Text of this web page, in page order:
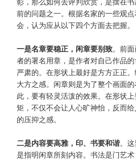
前的问题之一。根据名家的一些观
会，认为应从以下四个方面去把握。
一是名章要稳正，闲章要别致。前
者的署名用章，是作者对自己作品
严肃的。在形状上最好是方方正正。
大方之感。闲章则是为了整个画面
此，要有轻灵活泼的效果。在形状
矩，不仅不会让人心旷神怡，反而
的压抑之感。
二是内容要高雅，印、书要和谐。
是指明闲章所刻内容。书法是门艺